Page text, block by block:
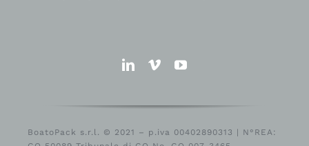
BoatoPack s.r.l. © 2021 – p.iva 00402890313 | N°REA: